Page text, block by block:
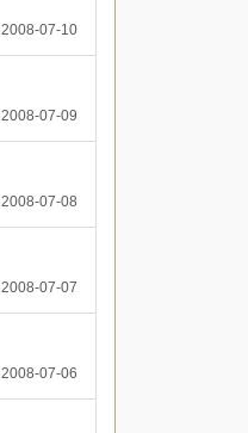
2008-07-10
2008-07-09
2008-07-08
2008-07-07
2008-07-06